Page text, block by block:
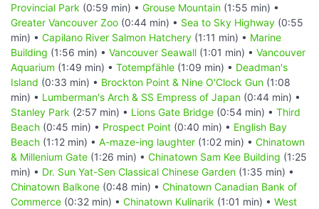
Provincial Park (0:59 min) • Grouse Mountain (1:55 min) •
Greater Vancouver Zoo (0:44 min) • Sea to Sky Highway (0:55
min) • Capilano River Salmon Hatchery (1:11 min) • Marine
Building (1:56 min) • Vancouver Seawall (1:01 min) • Vancouver
Aquarium (1:49 min) • Totempfähle (1:09 min) • Deadman's
Island (0:33 min) • Brockton Point & Nine O'Clock Gun (1:08
min) • Lumberman's Arch & SS Empress of Japan (0:44 min) •
Stanley Park (2:57 min) • Lions Gate Bridge (0:54 min) • Third
Beach (0:45 min) • Prospect Point (0:40 min) • English Bay
Beach (1:12 min) • A-maze-ing laughter (1:02 min) • Chinatown
& Millenium Gate (1:26 min) • Chinatown Sam Kee Building (1:25
min) • Dr. Sun Yat-Sen Classical Chinese Garden (1:35 min) •
Chinatown Balkone (0:48 min) • Chinatown Canadian Bank of
Commerce (0:32 min) • Chinatown Kulinarik (1:01 min) • West